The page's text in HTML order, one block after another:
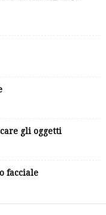
gli oggetti
facciale